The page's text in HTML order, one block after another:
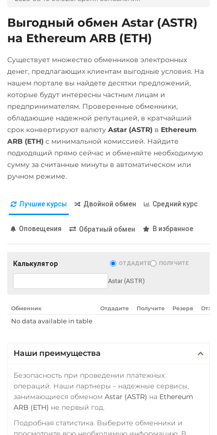
Kaspa (KAS)
KuCoin Token (KCS)
Kusama (KSM)
Litecoin (LTC)
NEAR Protocol
NEO
Notcoin (NOT)
ONDO
Optimism (OP)
PancakeSwap (CAKE)
Pax Dollar (USDP)
POL ERC20
Ripple (XRP)
Shib
ERC20 BEP20
Solana (SOL)
StableUSD (USDS)
А-Банк UAH
Авангард RUB
Ак Барс Банк RUB
Альфа-Банк
RUB
ВТБ Банк RUB
Газпромбанк RUB
Евразийский Банк KZT
Карта UZCARD UZS
RUB UAH
RUB UAH
Приват24
Промсвязьбанк RUB
Райффайзен
RUB UAH
Выгодный обмен Astar (ASTR)
на Ethereum ARB (ETH)
Существует множество обменников электронных
денег, предлагающих клиентам выгодные условия. На
нашем портале вы найдете десятки предложений,
которые будут интересны частным лицам и
предпринимателям. Проверенные обменники,
обладающие надежной репутацией, в кратчайший
срок конвертируют валюту Astar (ASTR) в Ethereum
ARB (ETH) с минимальной комиссией. Найдите
подходящий прямо сейчас и обменяйте необходимую
сумму за считанные минуты в автоматическом или
ручном режиме.
Лучшие курсы Двойной обмен Средний курс
Оповещения Обратный обмен В избранное
Калькулятор ОТДАДИТЕ ПОЛУЧИТЕ
Astar (ASTR)
Обменник Отдадите Получите Резерв
No data available in table
Наши преимущества
Безопасность при проведении платежных
операций. Наши партнеры – надежные сервисы,
занимающиеся обменом Astar (ASTR) на Ethereum
ARB (ETH) не первый год.
Подробная статистика. Выберите обменники и